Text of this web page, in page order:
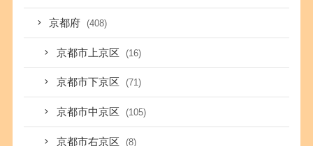
京都府 (408)
京都市上京区 (16)
京都市下京区 (71)
京都市中京区 (105)
京都市右京区 (8)